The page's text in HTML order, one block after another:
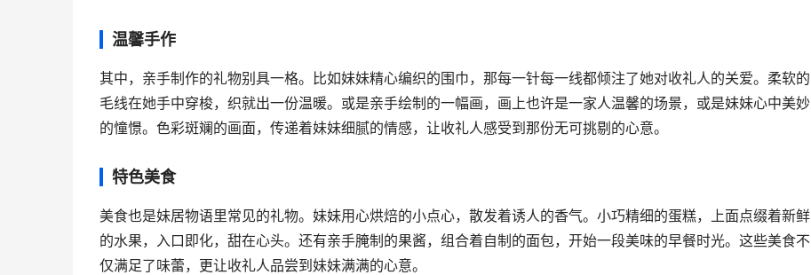
温馨手作
其中，亲手制作的礼物别具一格。比如妹妹精心编织的围巾，那每一针每一线都倾注了她对收礼人的关爱。柔软的
毛线在她手中穿梭，织就出一份温暖。或是亲手绘制的一幅画，画上也许是一家人温馨的场景，或是妹妹心中美妙
的憧憬。色彩斑斓的画面，传递着妹妹细腻的情感，让收礼人感受到那份无可挑剔的心意。
特色美食
美食也是妹居物语里常见的礼物。妹妹用心烘焙的小点心，散发着诱人的香气。小巧精细的蛋糕，上面点缀着新鲜
的水果，入口即化，甜在心头。还有亲手腌制的果酱，组合着自制的面包，开始一段美味的早餐时光。这些美食不
仅满足了味蕾，更让收礼人品尝到妹妹满满的心意。